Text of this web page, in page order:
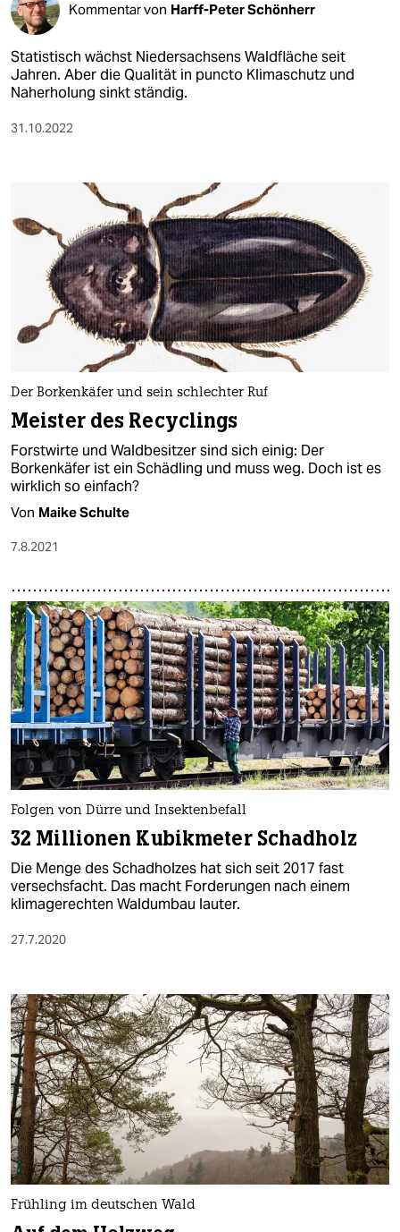
Kommentar von Harff-Peter Schönherr
Statistisch wächst Niedersachsens Waldfläche seit
Jahren. Aber die Qualität in puncto Klimaschutz und
Naherholung sinkt ständig.
31.10.2022
Der Borkenkäfer und sein schlechter Ruf
Meister des Recyclings
Forstwirte und Waldbesitzer sind sich einig: Der
Borkenkäfer ist ein Schädling und muss weg. Doch ist es
wirklich so einfach?
Von Maike Schulte
7.8.2021
Folgen von Dürre und Insektenbefall
32 Millionen Kubikmeter Schadholz
Die Menge des Schadholzes hat sich seit 2017 fast
versechsfacht. Das macht Forderungen nach einem
klimagerechten Waldumbau lauter.
27.7.2020
Frühling im deutschen Wald